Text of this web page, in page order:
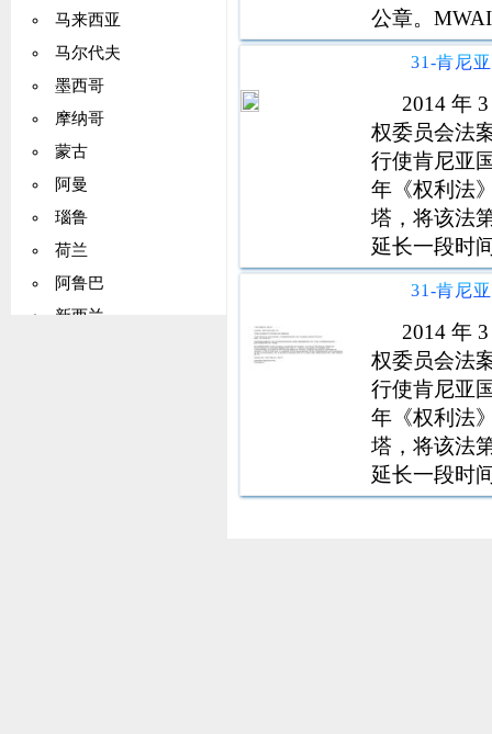
马来西亚
马尔代夫
墨西哥
摩纳哥
蒙古
阿曼
瑙鲁
荷兰
阿鲁巴
新西兰
公章。
2014 年
权委员会法
行使肯尼亚
年《权利法
塔，将该法
延长一段时
生效。日期
统。
2014 年
权委员会法
行使肯尼亚
年《权利法
塔，将该法
延长一段时
生效。日期